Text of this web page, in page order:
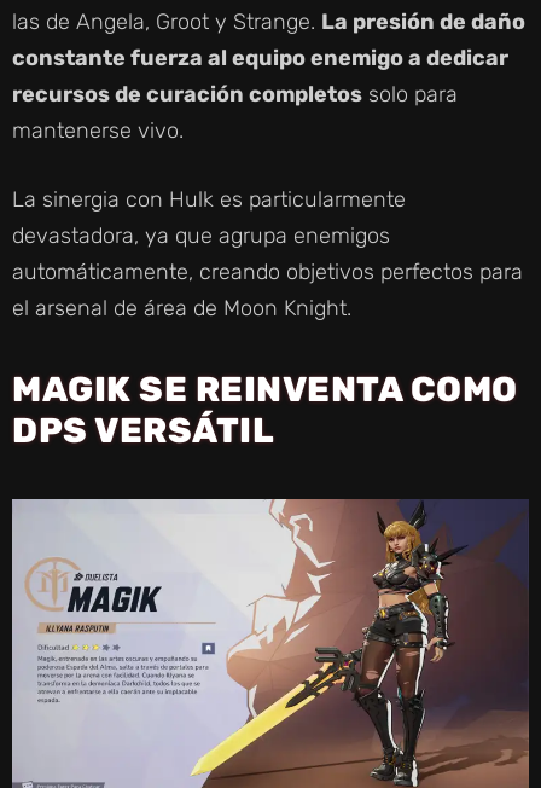
las de Angela, Groot y Strange. La presión de daño
constante fuerza al equipo enemigo a dedicar
recursos de curación completos solo para
mantenerse vivo.
La sinergia con Hulk es particularmente
devastadora, ya que agrupa enemigos
automáticamente, creando objetivos perfectos para
el arsenal de área de Moon Knight.
MAGIK SE REINVENTA COMO
DPS VERSÁTIL